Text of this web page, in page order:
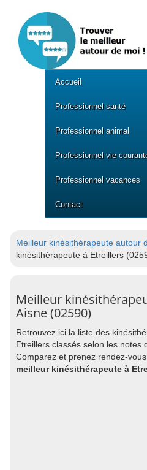
Accueil
Professionnel santé
Professionnel animal
Professionnel vie
Professionnel vacances
Contact
Meilleur kinésithérapeute autour
kinésithérapeute à Etreillers
Meilleur
Aisne (02590)
Retrouvez ici la liste des
Etreillers classés selon les notes
Comparez et prenez rendez-
meilleur kinésithérapeute à